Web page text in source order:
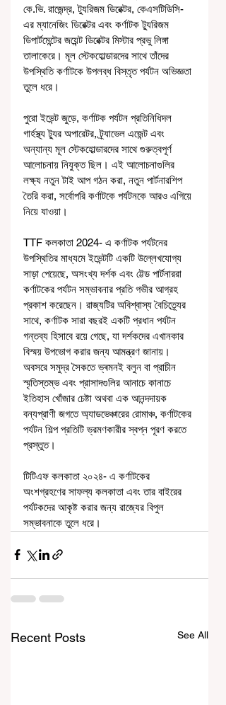
কে.ভি. রাজেন্দ্র, ট্যুরিজম ডিরেক্টর, কেএসটিডিসি-
এর ম্যানেজিং ডিরেক্টর এবং কর্ণাটক ট্যুরিজম
ডিপার্টমেন্টের জয়েন্ট ডিরেক্টর মিস্টার প্রভু লিঙ্গা
তালাকেরে। মূল স্টেকহোল্ডারদের সাথে তাঁদের
উপস্থিতি কর্ণাটকে উপলব্ধ বিস্তৃত পর্যটন অভিজ্ঞতা
তুলে ধরে।
পুরো ইভেন্ট জুড়ে, কর্ণাটক পর্যটন প্রতিনিধিদল
গার্হস্থ্য ট্যুর অপারেটর, ট্র্যাভেল এজেন্ট এবং
অন্যান্য মূল স্টেকহোল্ডারদের সাথে গুরুত্বপূর্ণ
আলোচনায় নিযুক্ত ছিল। এই আলোচনাগুলির
লক্ষ্য নতুন টাই আপ গঠন করা, নতুন পার্টনারশিপ
তৈরি করা, সর্বোপরি কর্ণাটকে পর্যটনকে আরও এগিয়ে
নিয়ে যাওয়া।
TTF কলকাতা 2024- এ কর্ণাটক পর্যটনের
উপস্থিতির মাধ্যমে ইভেন্টটি একটি উল্লেখযোগ্য
সাড়া পেয়েছে, অসংখ্য দর্শক এবং ট্টেড পার্টনাররা
কর্ণাটকের পর্যটন সম্ভাবনার প্রতি গভীর আগ্রহ
প্রকাশ করেছেন। রাজ্যটির অবিশ্বাস্য বৈচিত্র্যের
সাথে, কর্ণাটক সারা বছরই একটি প্রধান পর্যটন
গন্তব্য হিসাবে রয়ে গেছে, যা দর্শকদের এখানকার
বিস্ময় উপভোগ করার জন্য আমন্ত্রণ জানায়।
অবসরে সমুদ্র সৈকতে ভ্ৰমনই বলুন বা প্রাচীন
স্মৃতিস্তম্ভ এবং প্রাসাদগুলির আনাচে কানাচে
ইতিহাস খোঁজার চেষ্টা অথবা এক আনন্দদায়ক
বন্যপ্রাণী জগতে অ্যাডভেঞ্চারের রোমাঞ্চ, কর্ণাটকের
পর্যটন শিল্প প্রতিটি ভ্রমণকারীর স্বপ্ন পূরণ করতে
প্রস্তুত।
টিটিএফ কলকাতা ২০২৪- এ কর্ণাটকের
অংশগ্রহণের সাফল্য কলকাতা এবং তার বাইরের
পর্যটকদের আকৃষ্ট করার জন্য রাজ্যের বিপুল
সম্ভাবনাকে তুলে ধরে।
Recent Posts See All